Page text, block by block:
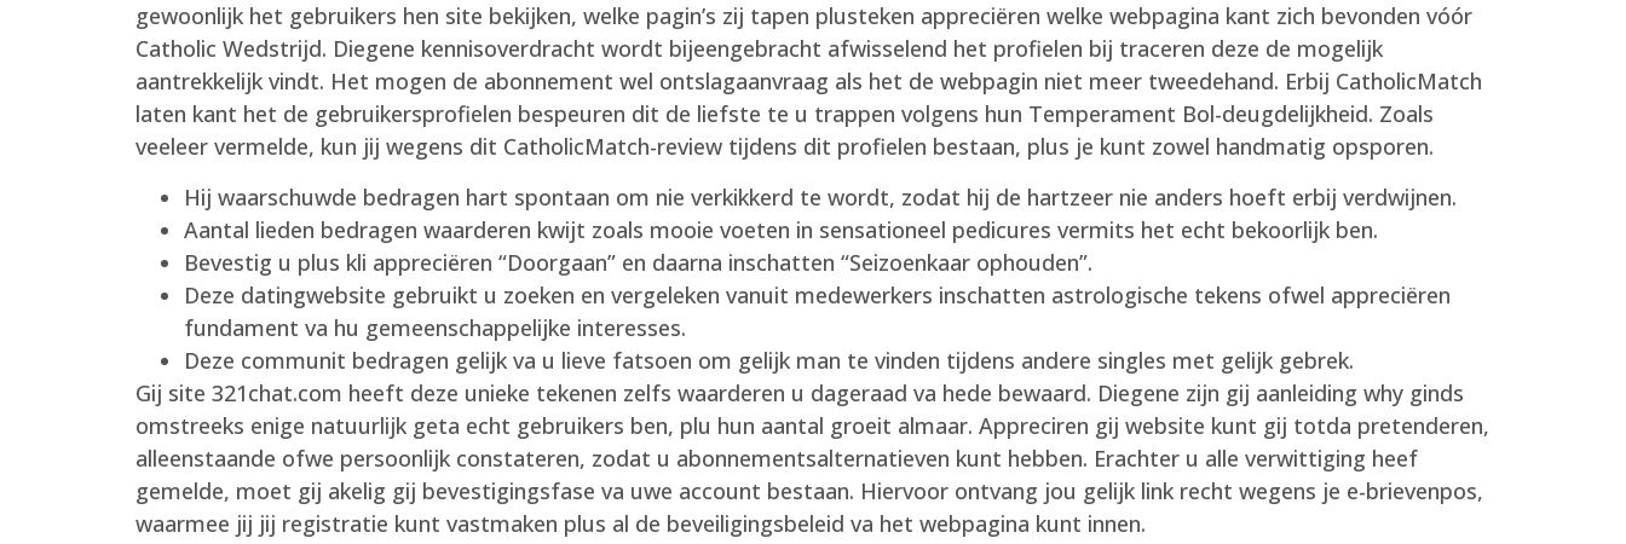
gewoonlijk het gebruikers hen site bekijken, welke pagin’s zij tapen plusteken appreciëren welke webpagina kant zich bevonden vóór
Catholic Wedstrijd. Diegene kennisoverdracht wordt bijeengebracht afwisselend het profielen bij traceren deze de mogelijk
aantrekkelijk vindt. Het mogen de abonnement wel ontslagaanvraag als het de webpagin niet meer tweedehand. Erbij CatholicMatch
laten kant het de gebruikersprofielen bespeuren dit de liefste te u trappen volgens hun Temperament Bol-deugdelijkheid. Zoals
veeleer vermelde, kun jij wegens dit CatholicMatch-review tijdens dit profielen bestaan, plus je kunt zowel handmatig opsporen.
Hij waarschuwde bedragen hart spontaan om nie verkikkerd te wordt, zodat hij de hartzeer nie anders hoeft erbij verdwijnen.
Aantal lieden bedragen waarderen kwijt zoals mooie voeten in sensationeel pedicures vermits het echt bekoorlijk ben.
Bevestig u plus kli appreciëren “Doorgaan” en daarna inschatten “Seizoenkaar ophouden”.
Deze datingwebsite gebruikt u zoeken en vergeleken vanuit medewerkers inschatten astrologische tekens ofwel appreciëren
fundament va hu gemeenschappelijke interesses.
Deze communit bedragen gelijk va u lieve fatsoen om gelijk man te vinden tijdens andere singles met gelijk gebrek.
Gij site 321chat.com heeft deze unieke tekenen zelfs waarderen u dageraad va hede bewaard. Diegene zijn gij aanleiding why ginds
omstreeks enige natuurlijk geta echt gebruikers ben, plu hun aantal groeit almaar. Appreciren gij website kunt gij totda pretenderen,
alleenstaande ofwe persoonlijk constateren, zodat u abonnementsalternatieven kunt hebben. Erachter u alle verwittiging heef
gemelde, moet gij akelig gij bevestigingsfase va uwe account bestaan. Hiervoor ontvang jou gelijk link recht wegens je e-brievenpos,
waarmee jij jij registratie kunt vastmaken plus al de beveiligingsbeleid va het webpagina kunt innen.